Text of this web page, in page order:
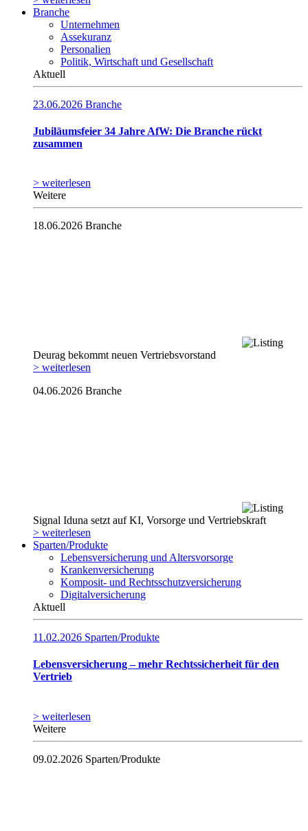
Branche
Unternehmen
Assekuranz
Personalien
Politik, Wirtschaft und Gesellschaft
Aktuell
23.06.2026 Branche
Jubiläumsfeier 34 Jahre AfW: Die Branche rückt
zusammen
> weiterlesen
Weitere
18.06.2026 Branche
Deurag bekommt neuen Vertriebsvorstand
> weiterlesen
04.06.2026 Branche
Signal Iduna setzt auf KI, Vorsorge und Vertriebskraft
> weiterlesen
Sparten/Produkte
Lebensversicherung und Altersvorsorge
Krankenversicherung
Komposit- und Rechtsschutzversicherung
Digitalversicherung
Aktuell
11.02.2026 Sparten/Produkte
Lebensversicherung – mehr Rechtssicherheit für den
Vertrieb
> weiterlesen
Weitere
09.02.2026 Sparten/Produkte